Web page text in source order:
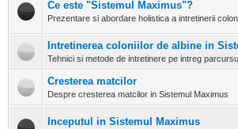
Ce este "Sistemul Maximus"?
Prezentare si abordare holistica a intretinerii
Intretinerea coloniilor de albine in
Tehnici si metode de intretinere pe intreg
Cresterea matcilor
Despre cresterea matcilor in Sistemul Maximus
Inceputul in Sistemul Maximus